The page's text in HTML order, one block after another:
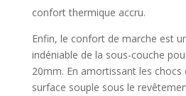
confort thermique accru.
Enfin, le confort de marche est
indéniable de la sous-couche
20mm. En amortissant les
surface souple sous le